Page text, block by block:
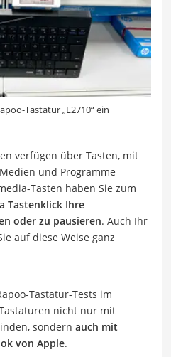
Tastatur „E2710“ ein
verfügen über Tasten, mit
und Programme
Tasten haben Sie zum
Tastenklick Ihre
oder zu pausieren. Auch Ihr
auf diese Weise ganz
Tastatur-Tests im
nicht nur mit
sondern auch mit
von Apple.